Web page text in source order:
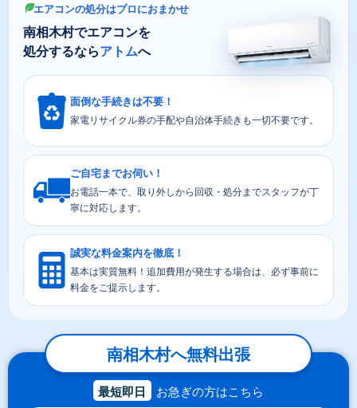
エアコンの処分はプロにおまかせ
南相木村でエアコンを
処分するならアトムへ
面倒な手続きは不要！
家電リサイクル券の手配や自治体手続きも一切不要です。
ご自宅までお伺い！
お電話一本で、取り外しから回収・処分までスタッフが丁
寧に対応します。
誠実な料金案内を徹底！
基本は実質無料！追加費用が発生する場合は、必ず事前に
料金をご提示します。
南相木村へ無料出張
最短即日 お急ぎの方はこちら